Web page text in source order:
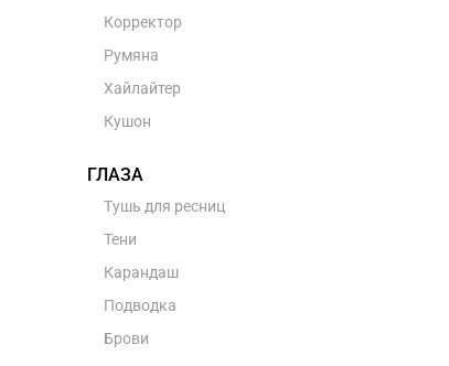
Корректор
Румяна
Хайлайтер
Кушон
ГЛАЗА
Тушь для ресниц
Тени
Карандаш
Подводка
Брови